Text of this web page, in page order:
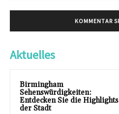
Aktuelles
Birmingham
Sehenswürdigkeiten:
Entdecken Sie die Highlights
der Stadt